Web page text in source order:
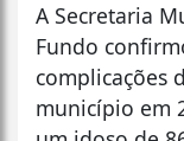
A Secretaria
Fundo
complicações
município em